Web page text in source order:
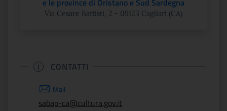
e le province di Oristano e Sud Sardegna
Via Cesare Battisti, 2 - 09123 Cagliari (CA)
CONTATTI
Mail
sabap-ca@cultura.gov.it